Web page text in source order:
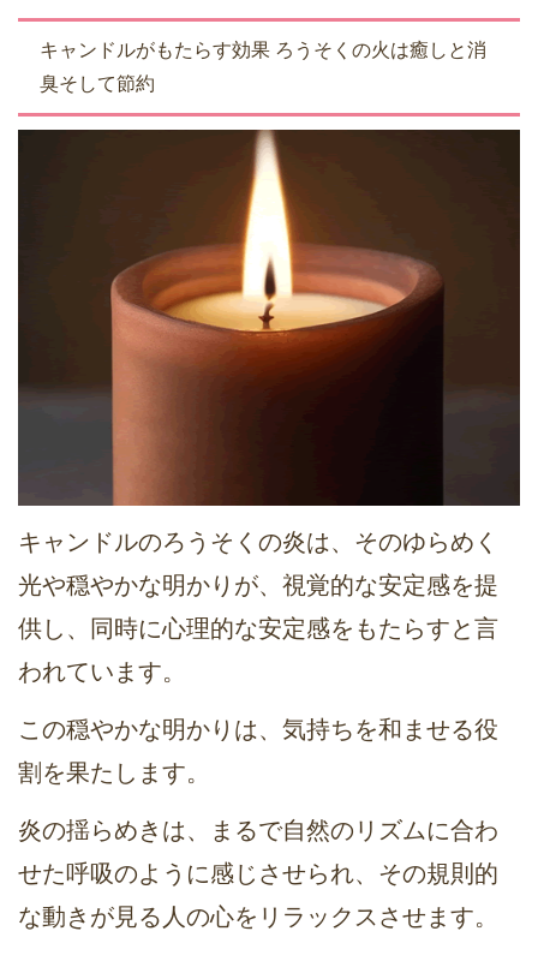
キャンドルがもたらす効果 ろうそくの火は癒しと消
臭そして節約
キャンドルのろうそくの炎は、そのゆらめく
光や穏やかな明かりが、視覚的な安定感を提
供し、同時に心理的な安定感をもたらすと言
われています。
この穏やかな明かりは、気持ちを和ませる役
割を果たします。
炎の揺らめきは、まるで自然のリズムに合わ
せた呼吸のように感じさせられ、その規則的
な動きが見る人の心をリラックスさせます。